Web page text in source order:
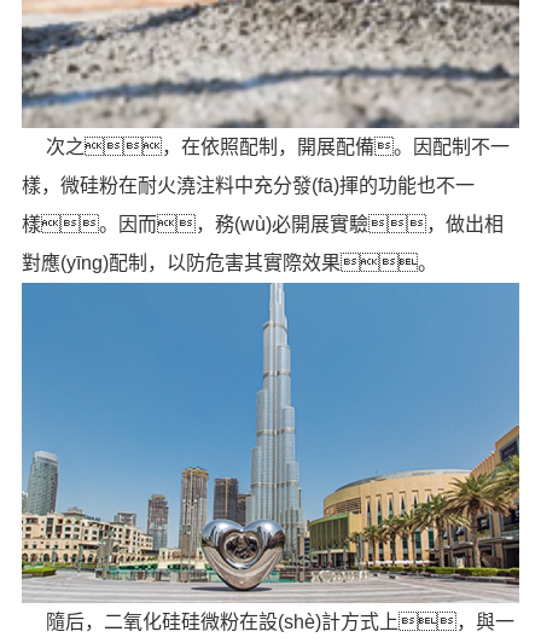
次之，在依照配制，開展配備。因配制不一
樣，微硅粉在耐火澆注料中充分發(fā)揮的功能也不一
樣。因而，務(wù)必開展實驗，做出相
對應(yīng)配制，以防危害其實際效果。
隨后，二氧化硅硅微粉在設(shè)計方式上，與一